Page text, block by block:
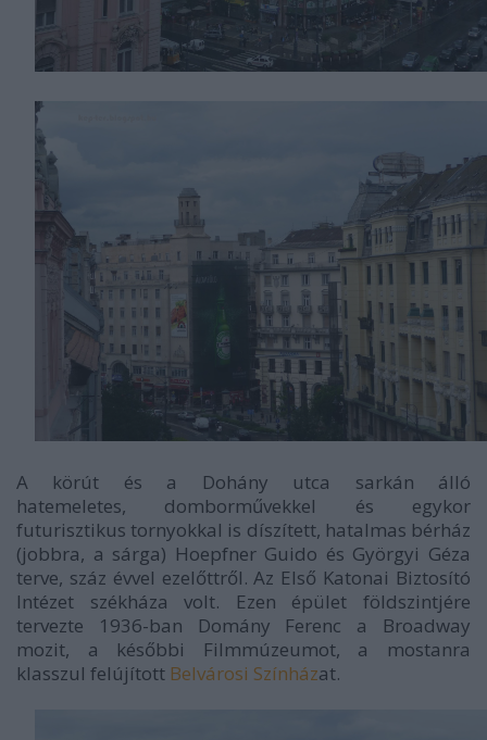
A körút és a Dohány utca sarkán álló
hatemeletes, domborművekkel és egykor
futurisztikus tornyokkal is díszített, hatalmas bérház
(jobbra, a sárga) Hoepfner Guido és Györgyi Géza
terve, száz évvel ezelőttről. Az Első Katonai Biztosító
Intézet székháza volt. Ezen épület földszintjére
tervezte 1936-ban Domány Ferenc a Broadway
mozit, a későbbi Filmmúzeumot, a mostanra
klasszul felújított Belvárosi Színházat.